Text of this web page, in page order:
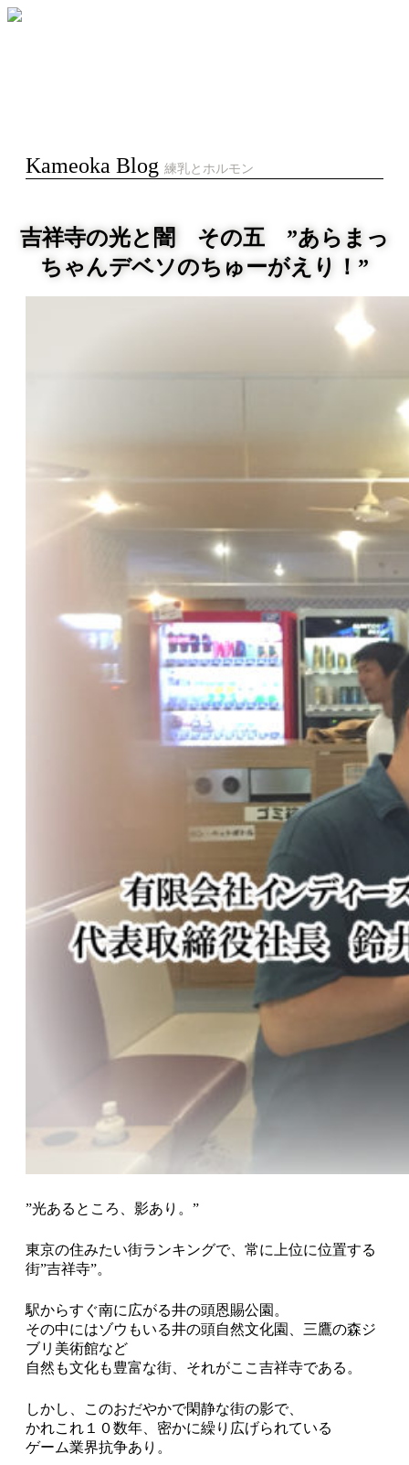
Kameoka Blog練乳とホルモン
吉祥寺の光と闇 その五 ”あらまっ
ちゃんデベソのちゅーがえり！”
”光あるところ、影あり。”
東京の住みたい街ランキングで、常に上位に位置する
街”吉祥寺”。
駅からすぐ南に広がる井の頭恩賜公園。
その中にはゾウもいる井の頭自然文化園、三鷹の森ジ
ブリ美術館など
自然も文化も豊富な街、それがここ吉祥寺である。
しかし、このおだやかで閑静な街の影で、
かれこれ１０数年、密かに繰り広げられている
ゲーム業界抗争あり。